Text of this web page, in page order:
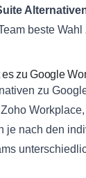
beste Wahl
zu Google
zu
je nach den